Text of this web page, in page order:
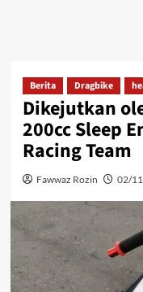
Berita Dragbike
Dikejutkan
200cc Sleep
Racing Team
Fawwaz Rozin 02/